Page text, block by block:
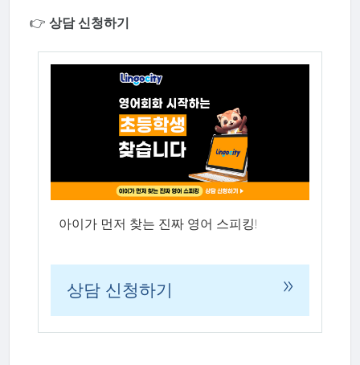
👉 상담 신청하기
아이가 먼저 찾는 진짜 영어 스피킹!
상담 신청하기 »